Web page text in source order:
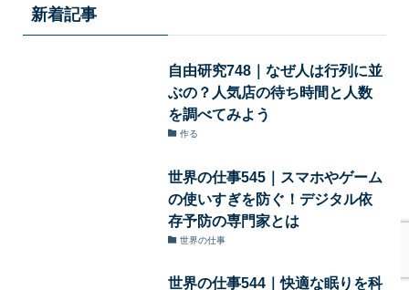
新着記事
自由研究748｜なぜ人は行列に並
ぶの？人気店の待ち時間と人数
を調べてみよう
作る
世界の仕事545｜スマホやゲーム
の使いすぎを防ぐ！デジタル依
存予防の専門家とは
世界の仕事
世界の仕事544｜快適な眠りを科